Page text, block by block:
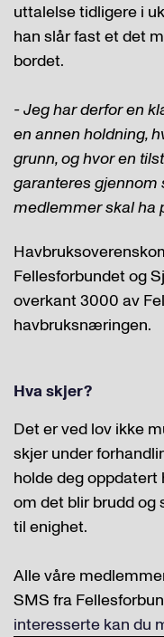
uttalelse tidligere i
han slår fast et det
bordet.
- Jeg har derfor en
en annen holdning,
grunn, og hvor en
garanteres gjennom
medlemmer skal ha
Fellesforbundet og
overkant 3000 av
havbruksnæringen.
Hva skjer?
Det er ved lov ikke
skjer under
holde deg oppdatert
om det blir brudd og
til enighet.
Alle våre
SMS fra
interesserte kan du